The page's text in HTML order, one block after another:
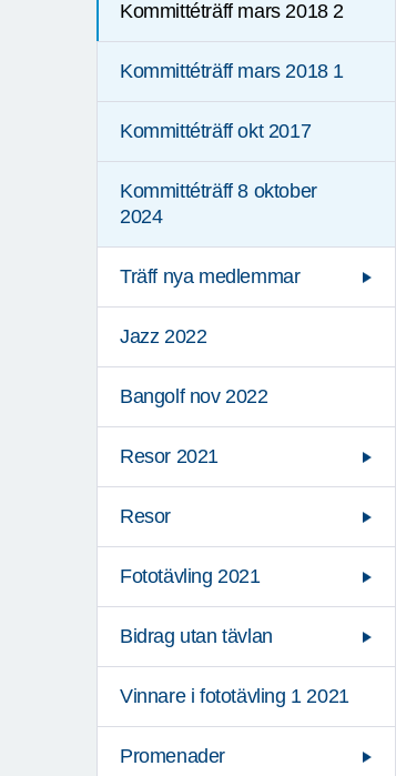
Kommittéträff mars 2018 2
Kommittéträff mars 2018 1
Kommittéträff okt 2017
Kommittéträff 8 oktober
2024
Träff nya medlemmar
Jazz 2022
Bangolf nov 2022
Resor 2021
Resor
Fototävling 2021
Bidrag utan tävlan
Vinnare i fototävling 1 2021
Promenader